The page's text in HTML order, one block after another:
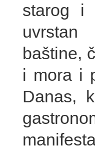
starog i
uvrstan
baštine,
i mora i
Danas,